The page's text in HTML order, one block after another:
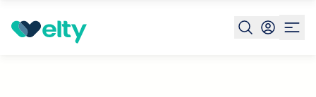
Prenota visita Cogliate